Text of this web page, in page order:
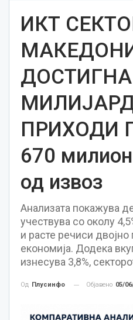
ИКТ
ДОСТИГНА
ПРИХОДИ
670
од извоз
Анализата покажува
учествува со околу
и расте речиси
економија. Додека
изнесува 3,8%,
Од Плусинфо Објавено 05/